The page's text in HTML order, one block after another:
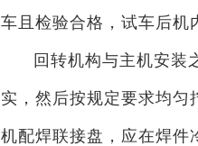
车且检验合格，试车后机
回转机构与主机安装
实，然后按规定要求均匀
机配焊联接盘，应在焊件